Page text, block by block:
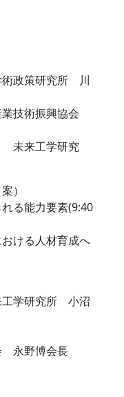
術政策研究所 川
業技術振興協会
未来工学研究
）
る能力要素(9:40
おける人材育成へ
工学研究所 小沼
永野博会長